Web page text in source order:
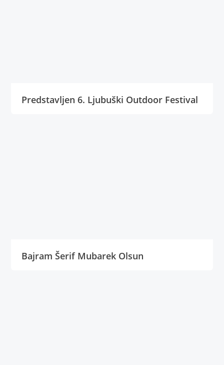
Predstavljen 6. Ljubuški Outdoor Festival
Bajram Šerif Mubarek Olsun